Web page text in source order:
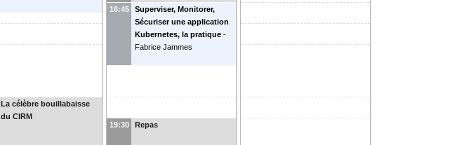
La célèbre bouillabaisse
du CIRM
16:45
Superviser, Monitorer,
Sécuriser une application
Kubernetes, la pratique -
Fabrice Jammes
19:30 Repas